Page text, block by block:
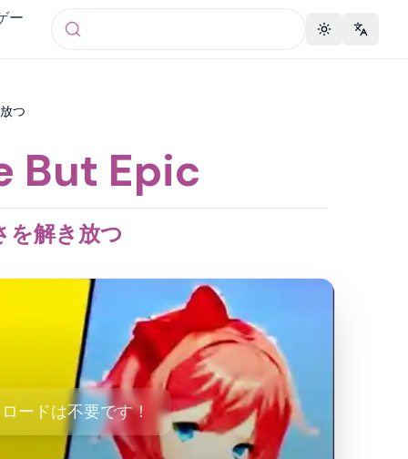
ー
Toggle theme
つ
But Epic
を解き放つ
ードは不要です！